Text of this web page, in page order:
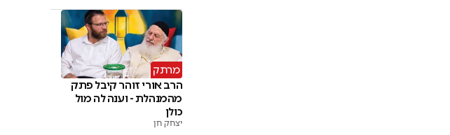
מרתק
הרב אורי זוהר קיבל פתק
מהמנהלת - וענה לה מול
כולן
יצחק חן